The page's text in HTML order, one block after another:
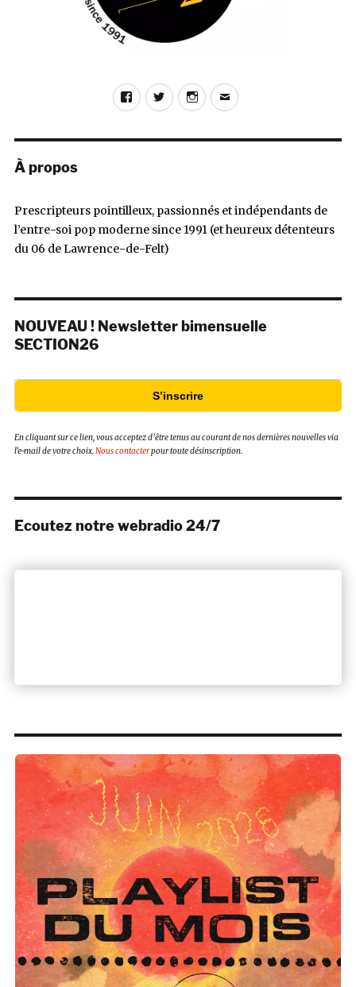
FacebookTwitterInstagram
E-
À propos
Prescripteurs pointilleux, passionnés et indépendants de
l’entre-soi pop moderne since 1991 (et heureux détenteurs
du 06 de Lawrence-de-Felt)
NOUVEAU ! Newsletter bimensuelle
SECTION26
S’inscrire
En cliquant sur ce lien, vous acceptez d’être tenus au courant de nos dernières nouvelles via
l’e-mail de votre choix.Nous contacterpour toute désinscription.
Ecoutez notre webradio 24/7